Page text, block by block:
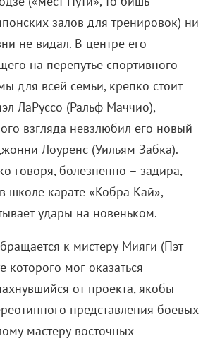
на перепутье спортивного
для всей семьи, крепко стоит
ЛаРуссо (Ральф Маччио),
взгляда невзлюбил его новый
Лоуренс (Уильям Забка).
говоря, болезненно – задира,
школе карате «Кобра Кай»,
удары на новеньком.
к мистеру Мияги (Пэт
которого мог оказаться
представления боевых
мастеру восточных
научите меня правильному,
чтобы от плохишей отбиваться.
говорится, – история. История